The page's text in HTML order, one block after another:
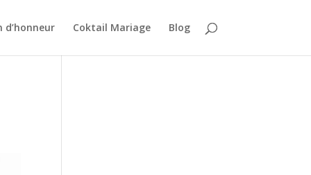
d’honneur Coktail Mariage Blog